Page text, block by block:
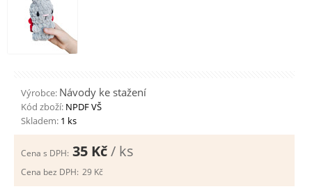
Výrobce: Návody ke stažení
Kód zboží: NPDF VŠ
Skladem: 1 ks
Cena s DPH: 35 Kč/ ks
Cena bez DPH: 29 Kč